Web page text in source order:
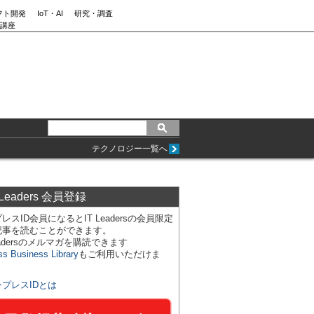
ト開発 IoT・AI
研究・調査
座
テクノロジー一覧へ
会員登録
スID会員になるとIT Leadersの会員限定
を読むことができます。
のメルマガを購読できます
Business Libraryもご利用いただけま
プレスIDとは